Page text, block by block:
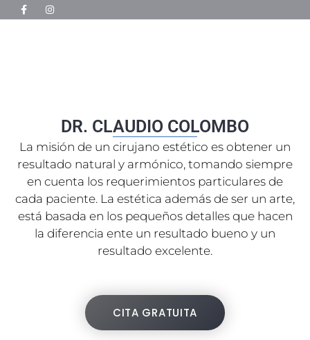
DR. CLAUDIO COLOMBO
La misión de un cirujano estético es obtener un
resultado natural y armónico, tomando siempre
en cuenta los requerimientos particulares de
cada paciente. La estética además de ser un arte,
está basada en los pequeños detalles que hacen
la diferencia ente un resultado bueno y un
resultado excelente.
CITA GRATUITA